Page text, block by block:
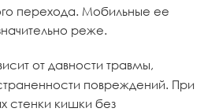
перехода. Мобильные ее
реже.
от давности травмы,
повреждений. При
стенки кишки без